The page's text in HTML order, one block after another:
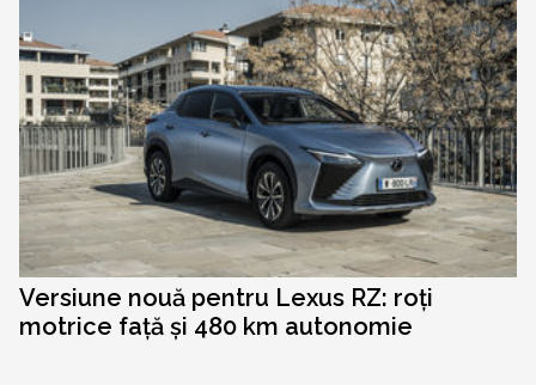
Versiune nouă pentru Lexus RZ: roți
motrice față și 480 km autonomie